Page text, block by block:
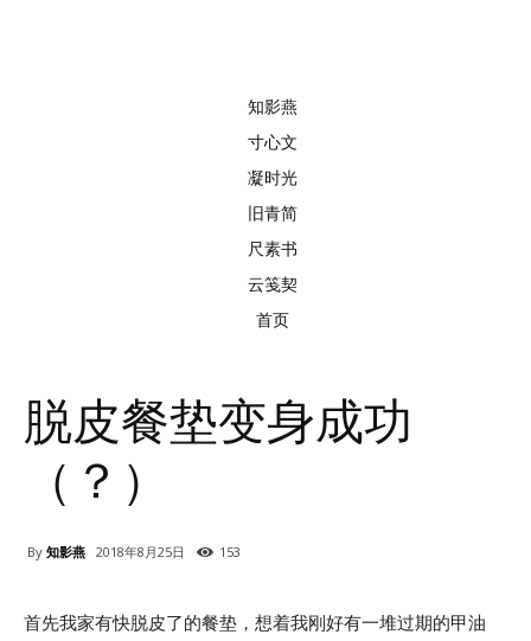
知影燕
寸心文
凝时光
旧青简
尺素书
云笺契
首页
脱皮餐垫变身成功
（？）
By 知影燕 2018年8月25日 153
首先我家有快脱皮了的餐垫，想着我刚好有一堆过期的甲油